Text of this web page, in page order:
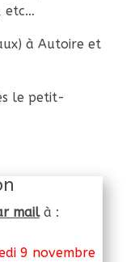
etc…
à Autoire et
le petit-
mailà :
9 novembre